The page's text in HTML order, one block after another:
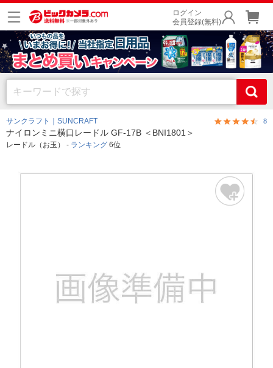
ログイン
会員登録(無料)
サンクラフト｜SUNCRAFT 8
ナイロンミニ横口レードル GF-17B ＜BNI1801＞
レードル（お玉） - ランキング 6位